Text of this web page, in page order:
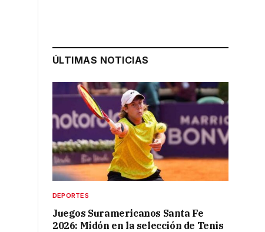
ÚLTIMAS NOTICIAS
DEPORTES
Juegos Suramericanos Santa Fe
2026: Midón en la selección de Tenis